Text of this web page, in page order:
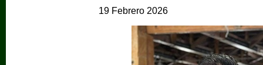
19 Febrero 2026